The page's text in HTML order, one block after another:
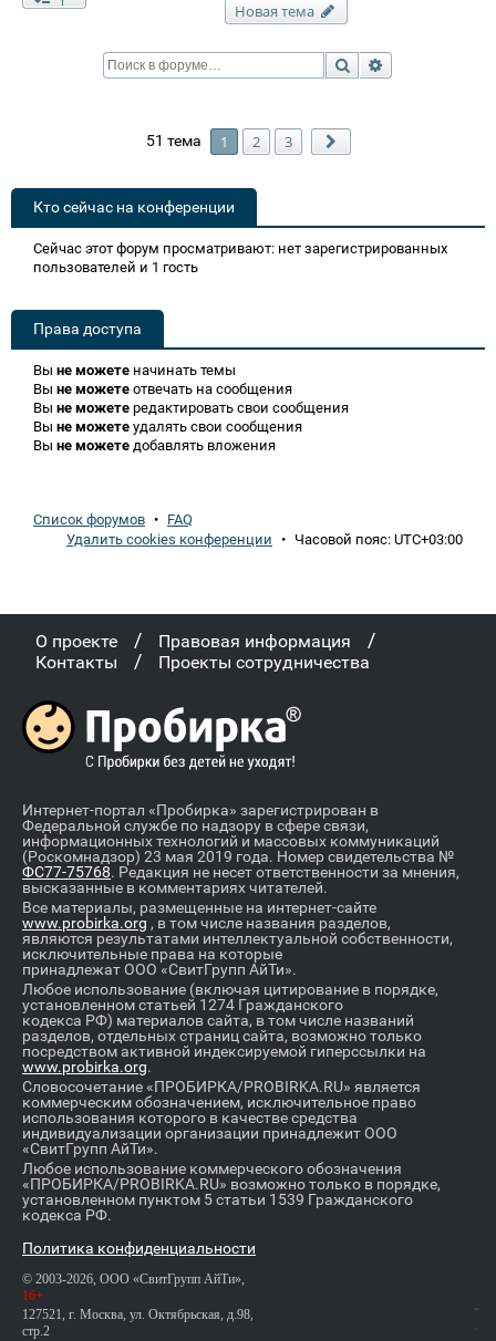
Новая тема
Поиск
51 тема 1 2 3
Кто сейчас на конференции
Сейчас этот форум просматривают: нет зарегистрированных
пользователей и 1 гость
Права доступа
Вы не можете начинать темы
Вы не можете отвечать на сообщения
Вы не можете редактировать свои сообщения
Вы не можете удалять свои сообщения
Вы не можете добавлять вложения
Список форумов • FAQ
Удалить cookies конференции • Часовой пояс: UTC+03:00
О проекте / Правовая информация /
Контакты / Проекты сотрудничества
Интернет-портал «Пробирка» зарегистрирован в
Федеральной службе по надзору в сфере связи,
информационных технологий и массовых коммуникаций
(Роскомнадзор) 23 мая 2019 года. Номер свидетельства №
ФС77-75768. Редакция не несет ответственности за мнения,
высказанные в комментариях читателей.
Все материалы, размещенные на интернет-сайте
www.probirka.org , в том числе названия разделов,
являются результатами интеллектуальной собственности,
исключительные права на которые
принадлежат ООО «СвитГрупп АйТи».
Любое использование (включая цитирование в порядке,
установленном статьей 1274 Гражданского
кодекса РФ) материалов сайта, в том числе названий
разделов, отдельных страниц сайта, возможно только
посредством активной индексируемой гиперссылки на
www.probirka.org.
Словосочетание «ПРОБИРКА/PROBIRKA.RU» является
коммерческим обозначением, исключительное право
использования которого в качестве средства
индивидуализации организации принадлежит ООО
«СвитГрупп АйТи».
Любое использование коммерческого обозначения
«ПРОБИРКА/PROBIRKA.RU» возможно только в порядке,
установленном пунктом 5 статьи 1539 Гражданского
кодекса РФ.
Политика конфиденциальности
© 2003-2026, ООО «СвитГрупп АйТи»,
16+
127521, г. Москва, ул. Октябрьская, д.98,
стр.2